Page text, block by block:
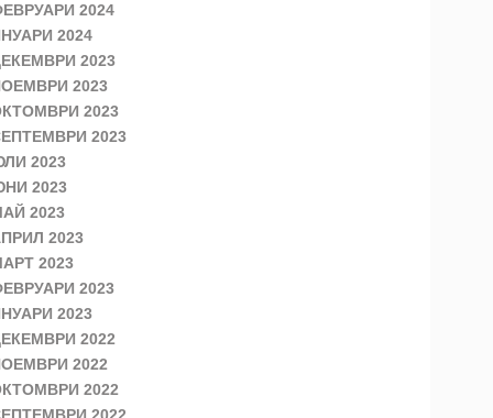
2024
2024
2023
2023
2023
2023
2023
2023
2023
2023
2023
2023
2023
2022
2022
2022